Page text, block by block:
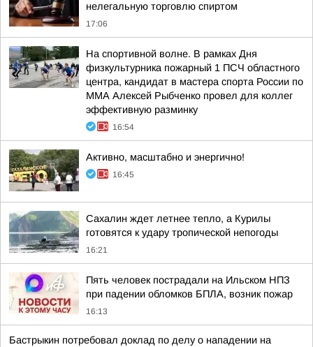
нелегальную торговлю спиртом
17:06
На спортивной волне. В рамках Дня
физкультурника пожарный 1 ПСЧ областного
центра, кандидат в мастера спорта России по
ММА Алексей Рыбченко провел для коллег
эффективную разминку
16:54
Активно, масштабно и энергично!
16:45
Сахалин ждет летнее тепло, а Курилы
готовятся к удару тропической непогоды
16:21
Пять человек пострадали на Ильском НПЗ
при падении обломков БПЛА, возник пожар
16:13
Бастрыкин потребовал доклад по делу о нападении на